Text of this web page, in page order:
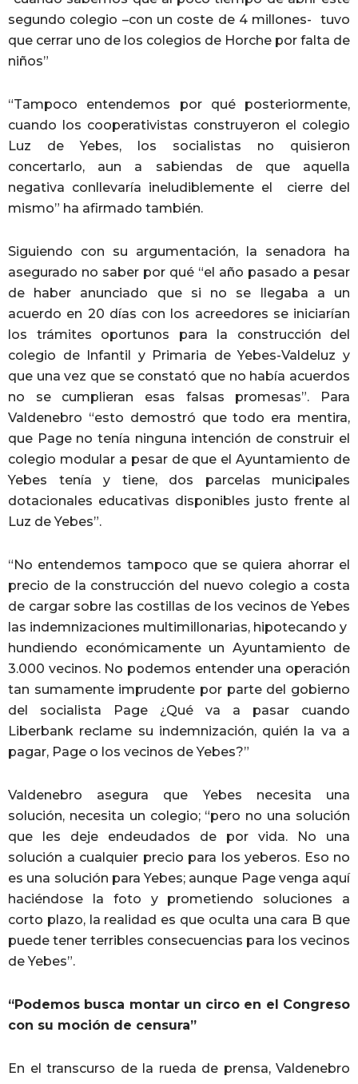
segundo colegio –con un coste de 4 millones- tuvo
que cerrar uno de los colegios de Horche por falta de
niños”
“Tampoco entendemos por qué posteriormente,
cuando los cooperativistas construyeron el colegio
Luz de Yebes, los socialistas no quisieron
concertarlo, aun a sabiendas de que aquella
negativa conllevaría ineludiblemente el cierre del
mismo” ha afirmado también.
Siguiendo con su argumentación, la senadora ha
asegurado no saber por qué “el año pasado a pesar
de haber anunciado que si no se llegaba a un
acuerdo en 20 días con los acreedores se iniciarían
los trámites oportunos para la construcción del
colegio de Infantil y Primaria de Yebes-Valdeluz y
que una vez que se constató que no había acuerdos
no se cumplieran esas falsas promesas”. Para
Valdenebro “esto demostró que todo era mentira,
que Page no tenía ninguna intención de construir el
colegio modular a pesar de que el Ayuntamiento de
Yebes tenía y tiene, dos parcelas municipales
dotacionales educativas disponibles justo frente al
Luz de Yebes”.
“No entendemos tampoco que se quiera ahorrar el
precio de la construcción del nuevo colegio a costa
de cargar sobre las costillas de los vecinos de Yebes
las indemnizaciones multimillonarias, hipotecando y
hundiendo económicamente un Ayuntamiento de
3.000 vecinos. No podemos entender una operación
tan sumamente imprudente por parte del gobierno
del socialista Page ¿Qué va a pasar cuando
Liberbank reclame su indemnización, quién la va a
pagar, Page o los vecinos de Yebes?”
Valdenebro asegura que Yebes necesita una
solución, necesita un colegio; “pero no una solución
que les deje endeudados de por vida. No una
solución a cualquier precio para los yeberos. Eso no
es una solución para Yebes; aunque Page venga aquí
haciéndose la foto y prometiendo soluciones a
corto plazo, la realidad es que oculta una cara B que
puede tener terribles consecuencias para los vecinos
de Yebes”.
“Podemos busca montar un circo en el Congreso
con su moción de censura”
En el transcurso de la rueda de prensa, Valdenebro